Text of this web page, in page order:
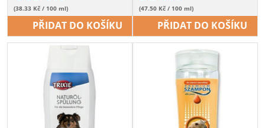
(38.33 Kč / 100 ml)
PŘIDAT DO KOŠÍKU
(47.50 Kč / 100 ml)
PŘIDAT DO KOŠÍKU